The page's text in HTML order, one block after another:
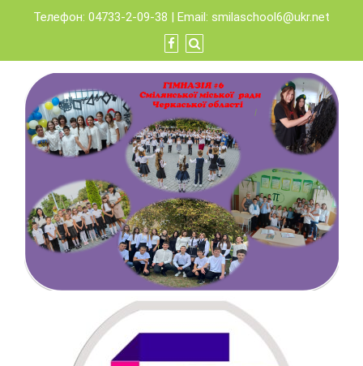
content
Телефон: 04733-2-09-38 | Email: smilaschool6@ukr.net